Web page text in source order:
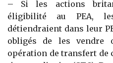
– Si les actions
éligibilité au PEA,
détiendraient dans leur
obligés de les vendre
opération de transfert de